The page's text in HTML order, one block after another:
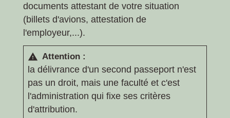
documents attestant de votre situation
(billets d'avions, attestation de
l'employeur,...).
warning Attention :
la délivrance d'un second passeport n'est
pas un droit, mais une faculté et c'est
l'administration qui fixe ses critères
d'attribution.